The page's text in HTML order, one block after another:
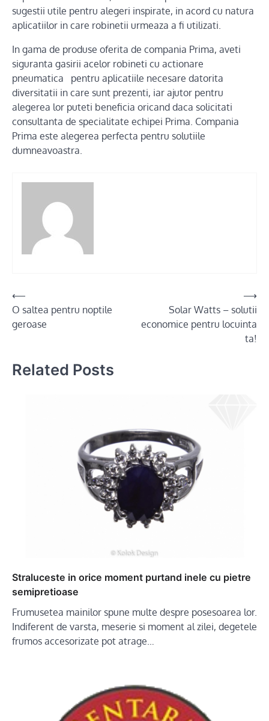
sugestii utile pentru alegeri inspirate, in acord cu natura
aplicatiilor in care robinetii urmeaza a fi utilizati.
In gama de produse oferita de compania Prima, aveti
siguranta gasirii acelor robineti cu actionare
pneumatica pentru aplicatiile necesare datorita
diversitatii in care sunt prezenti, iar ajutor pentru
alegerea lor puteti beneficia oricand daca solicitati
consultanta de specialitate echipei Prima. Compania
Prima este alegerea perfecta pentru solutiile
dumneavoastra.
Post
navigation
⟵
O saltea pentru noptile
geroase
Solar Watts – solutii
economice pentru locuinta
ta!
⟶
Related Posts
Straluceste in orice moment purtand inele cu pietre
semipretioase
Frumusetea mainilor spune multe despre posesoarea lor.
Indiferent de varsta, meserie si moment al zilei, degetele
frumos accesorizate pot atrage…